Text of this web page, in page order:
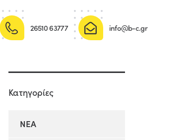
26510 63777 info@b-c.gr
Κατηγορίες
NEA